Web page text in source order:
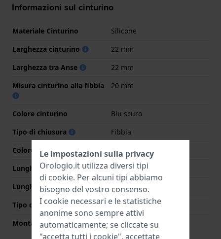
Informazioni sul cinturino
Materiale Cinturino
Silicone
Larghezza cinturino
22 mm
Larghezza tra Anse
22 mm
Misura cinturino alla fibbia
20 mm
Colore cinturino
Blu scuro
Tipo di chiusura
Fibbia
Colore Chiusura
Argento
Lunghezza Parte Superiore
75 mm
Lunghezza Parte Inferiore
125 mm
Tipo di montatura
Perni a molla
Montatura dritta
No
Le impostazioni sulla privacy
Orologio.it utilizza diversi tipi
di cookie. Per alcuni tipi abbiamo
bisogno del vostro consenso.
I cookie necessari e le statistiche
anonime sono sempre attivi
automaticamente; se cliccate su
"accetta tutti i cookie", accettate